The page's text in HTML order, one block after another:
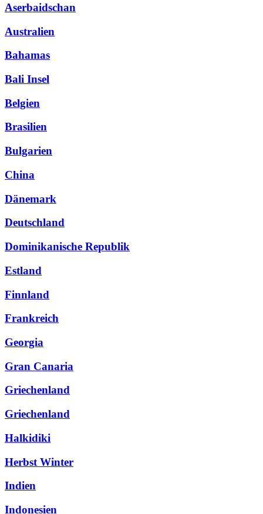
Aserbaidschan
Australien
Bahamas
Bali Insel
Belgien
Brasilien
Bulgarien
China
Dänemark
Deutschland
Dominikanische Republik
Estland
Finnland
Frankreich
Georgia
Gran Canaria
Griechenland
Griechenland
Halkidiki
Herbst Winter
Indien
Indonesien